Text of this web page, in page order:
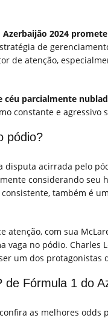
2024
de
de atenção,
céu parcialmente
constante e agressivo
pódio?
disputa acirrada pelo
considerando
também é
atenção, com sua
no pódio. Charles
um dos protagonistas
Fórmula 1 do
as melhores odds